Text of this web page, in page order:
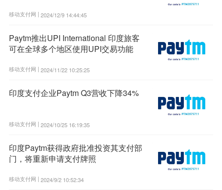
移动支付网 | 2024/12/9 14:44:45
Paytm推出UPI International 印度旅客
可在全球多个地区使用UPI交易功能
移动支付网 | 2024/11/22 10:25:25
印度支付企业Paytm Q3营收下降34%
移动支付网 | 2024/10/25 16:19:35
印度Paytm获得政府批准投资其支付部
门，将重新申请支付牌照
移动支付网 | 2024/9/2 10:52:34